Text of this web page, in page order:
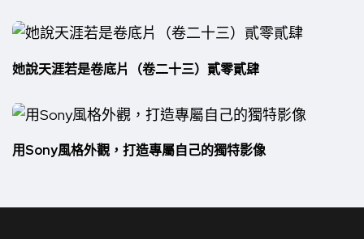
她說天涯若是卷底片（卷二十三）貳零貳肆
用Sony風格外觀，打造專屬自己的獨特影像